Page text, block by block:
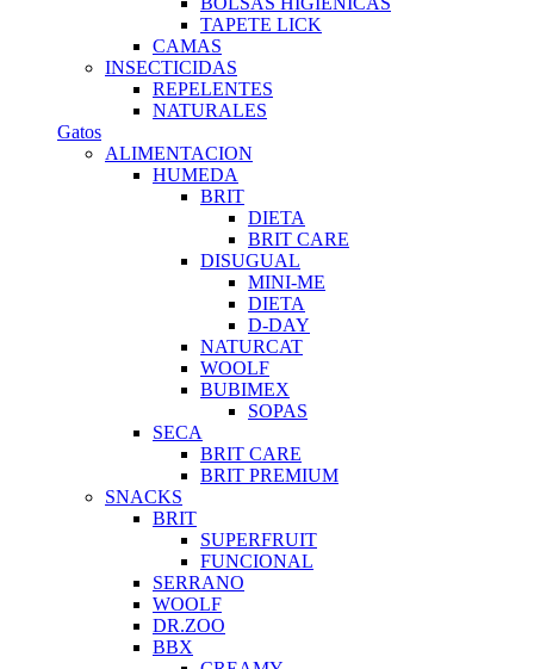
TAPETE LICK
CAMAS
INSECTICIDAS
REPELENTES
NATURALES
Gatos
ALIMENTACION
HUMEDA
BRIT
DIETA
BRIT CARE
DISUGUAL
MINI-ME
DIETA
D-DAY
NATURCAT
WOOLF
BUBIMEX
SOPAS
SECA
BRIT CARE
BRIT PREMIUM
SNACKS
BRIT
SUPERFRUIT
FUNCIONAL
SERRANO
WOOLF
DR.ZOO
BBX